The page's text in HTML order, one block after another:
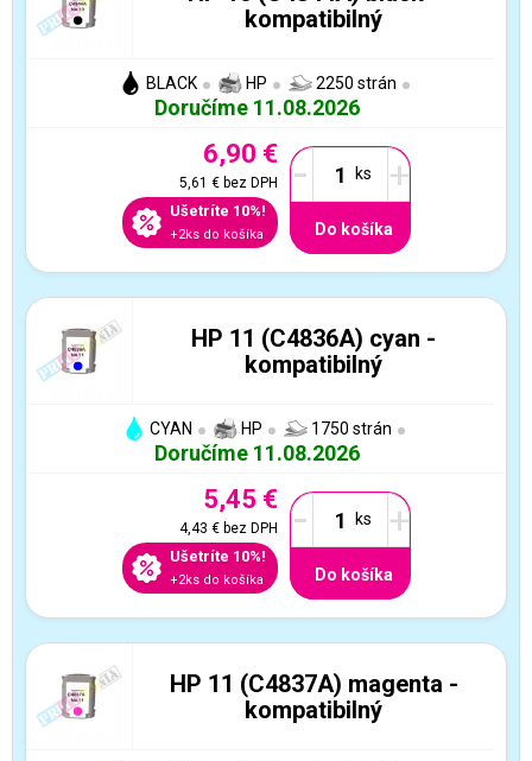
kompatibilný
BLACK HP 2250 strán
Doručíme 11.08.2026
6,90 €
5,61 €bez DPH
Ušetríte 10%!
+2ks do košíka
- +
Do košíka
HP 11 (C4836A) cyan -
kompatibilný
CYAN HP 1750 strán
Doručíme 11.08.2026
5,45 €
4,43 €bez DPH
Ušetríte 10%!
+2ks do košíka
- +
Do košíka
HP 11 (C4837A) magenta -
kompatibilný